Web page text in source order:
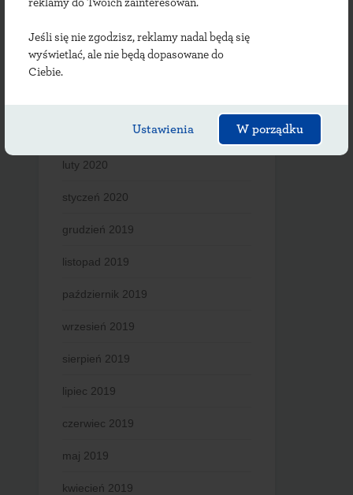
reklamy do Twoich zainteresowań.
Jeśli się nie zgodzisz, reklamy nadal będą się
wyświetlać, ale nie będą dopasowane do
Ciebie.
Ustawienia W porządku
lipiec 2020
czerwiec 2020
luty 2020
styczeń 2020
grudzień 2019
listopad 2019
październik 2019
wrzesień 2019
sierpień 2019
lipiec 2019
czerwiec 2019
maj 2019
kwiecień 2019